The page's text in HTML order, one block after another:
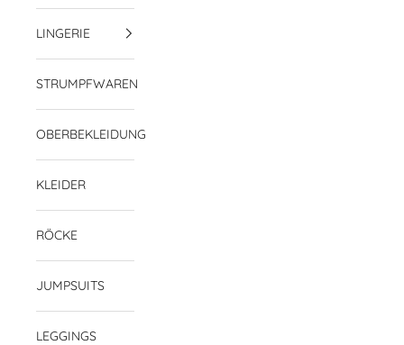
LINGERIE
STRUMPFWAREN
OBERBEKLEIDUNG
KLEIDER
RÖCKE
JUMPSUITS
LEGGINGS